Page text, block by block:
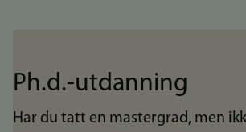
Ph.d.-utdanning
Har du tatt en mastergrad, men